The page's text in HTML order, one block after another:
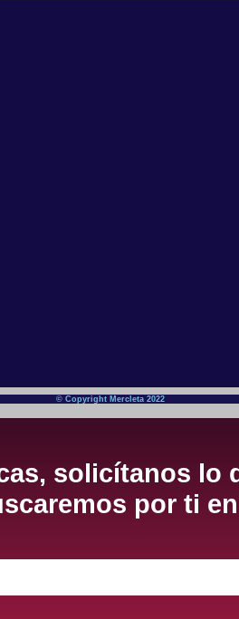
© Copyright Mercleta 2022
solicítanos lo
por ti